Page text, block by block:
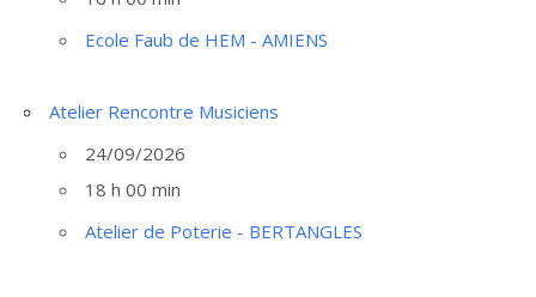
Ecole Faub de HEM - AMIENS
Atelier Rencontre Musiciens
24/09/2026
18 h 00 min
Atelier de Poterie - BERTANGLES